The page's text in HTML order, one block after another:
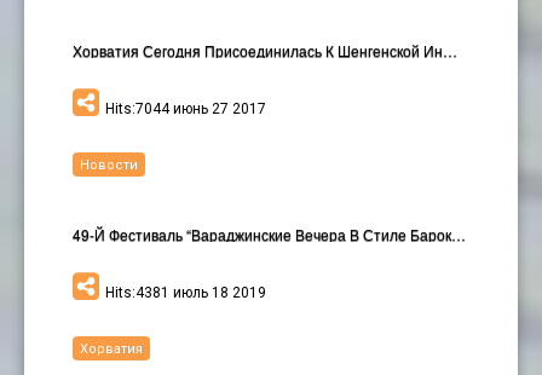
Хорватия Сегодня Присоединилась К Шенгенской Инфор…
Hits:7044 июнь 27 2017
49-Й Фестиваль “Вараджинские Вечера В Стиле Барок…
Hits:4381 июль 18 2019
Новости
Хорватия